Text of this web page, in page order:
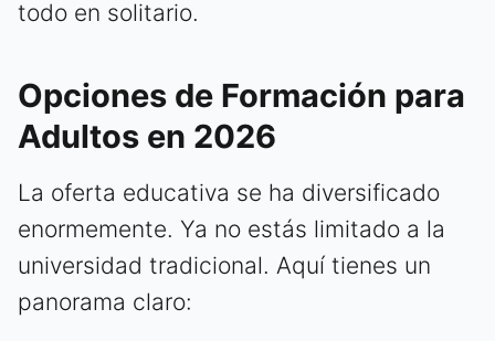
todo en solitario.
Opciones de Formación para
Adultos en 2026
La oferta educativa se ha diversificado
enormemente. Ya no estás limitado a la
universidad tradicional. Aquí tienes un
panorama claro: